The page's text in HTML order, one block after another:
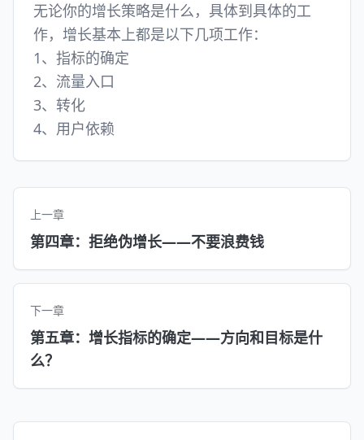
无论你的增长策略是什么，具体到具体的工
作，增长基本上都是以下几项工作：
1、指标的确定
2、流量入口
3、转化
4、用户依赖
上一章
第四章：拒绝伪增长——不要浪费钱
下一章
第五章：增长指标的确定——方向和目标是什
么？